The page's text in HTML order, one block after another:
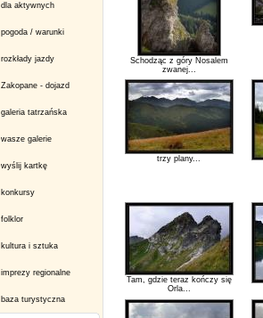
dla aktywnych
pogoda / warunki
rozkłady jazdy
Zakopane - dojazd
galeria tatrzańska
wasze galerie
wyślij kartkę
konkursy
folklor
kultura i sztuka
imprezy regionalne
baza turystyczna
Schodząc z góry Nosalem
zwanej...
trzy plany...
Tam, gdzie teraz kończy się
Orla...